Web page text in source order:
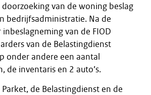
van de woning beslag
bedrijfsadministratie. Na de
van de FIOD
van de Belastingdienst
onder andere een aantal
de inventaris en 2 auto’s.
de Belastingdienst en de